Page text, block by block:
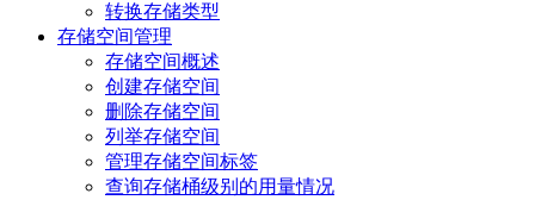
转换存储类型
存储空间管理
存储空间概述
创建存储空间
删除存储空间
列举存储空间
管理存储空间标签
查询存储桶级别的用量情况